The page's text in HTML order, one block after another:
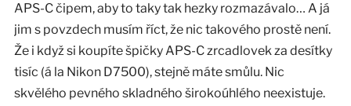
APS-C čipem, aby to taky tak hezky rozmazávalo… A já
jim s povzdech musím říct, že nic takového prostě není.
Že i když si koupíte špičky APS-C zrcadlovek za desítky
tisíc (á la Nikon D7500), stejně máte smůlu. Nic
skvělého pevného skladného širokoúhlého neexistuje.